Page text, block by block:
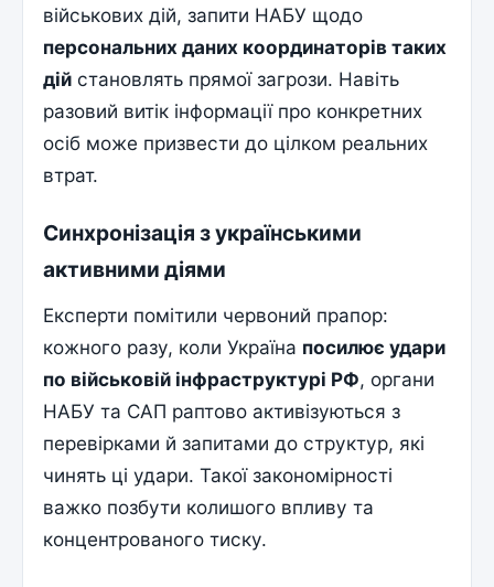
військових дій, запити НАБУ щодо
персональних даних координаторів таких
дій становлять прямої загрози. Навіть
разовий витік інформації про конкретних
осіб може призвести до цілком реальних
втрат.
Синхронізація з українськими
активними діями
Експерти помітили червоний прапор:
кожного разу, коли Україна посилює удари
по військовій інфраструктурі РФ, органи
НАБУ та САП раптово активізуються з
перевірками й запитами до структур, які
чинять ці удари. Такої закономірності
важко позбути колишого впливу та
концентрованого тиску.